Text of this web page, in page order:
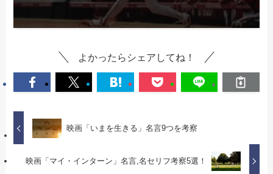
よかったらシェアしてね！
映画「いまを生きる」名言9つを考察
映画「マイ・インターン」名言,名セリフ考察5選！